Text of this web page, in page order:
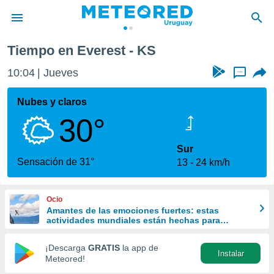
de
ha
calidad.
a este
las
y
forma
digital
basada
Tiempo en Everest - KS
10:04 Jueves ...
Nubes y claros
30°
Sensación de 31°
Sur
13
24 km/h
Ocio
Amantes de las emociones fuertes: estas
actividades mundiales están hechas para
¡Descarga GRATIS la app de
Meteored!
Instalar